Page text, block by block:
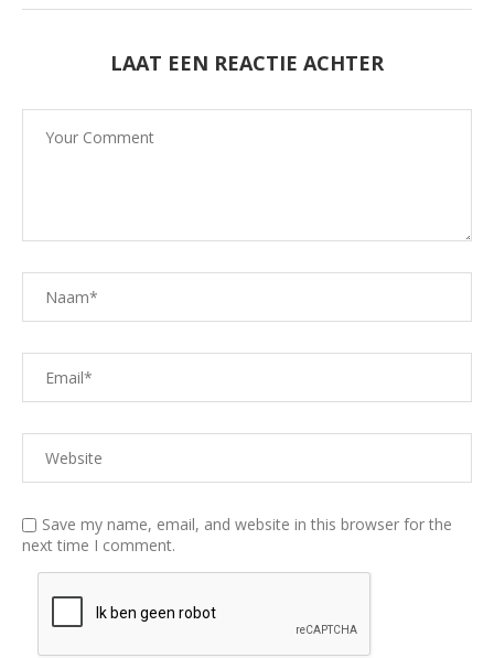
LAAT EEN REACTIE ACHTER
Save my name, email, and website in this browser for the
next time I comment.